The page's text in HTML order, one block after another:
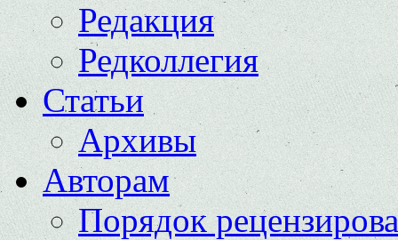
Редакция
Редколлегия
Статьи
Архивы
Авторам
Порядок